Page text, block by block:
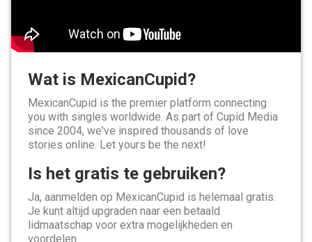
Wat is MexicanCupid?
MexicanCupid is the premier platform connecting
you with singles worldwide. As part of Cupid Media
since 2004, we've inspired thousands of love
stories online. Let yours be the next!
Is het gratis te gebruiken?
Ja, aanmelden op MexicanCupid is helemaal gratis.
Je kunt altijd upgraden naar een betaald
lidmaatschap voor extra mogelijkheden en
voordelen.